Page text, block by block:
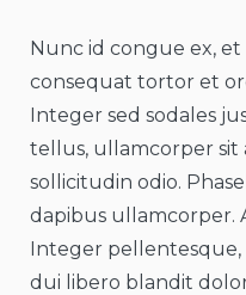
Nunc id congue ex,
consequat tortor et
Integer sed sodales
tellus, ullamcorper sit
sollicitudin odio.
dapibus ullamcorper.
Integer pellentesque,
dui libero blandit